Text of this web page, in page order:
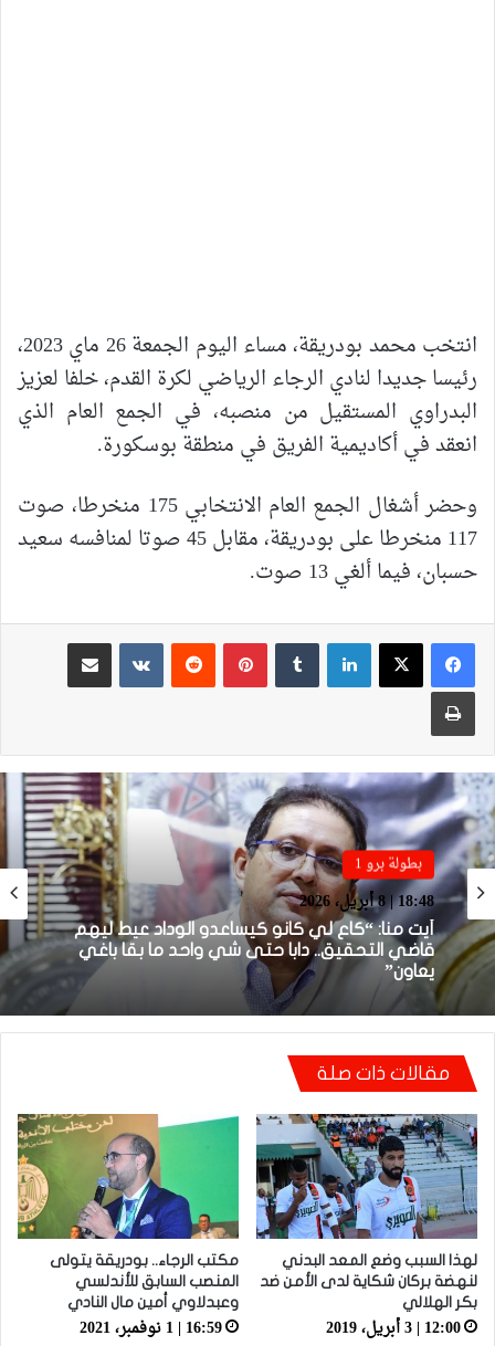
انتخب محمد بودريقة، مساء اليوم الجمعة 26 ماي 2023،
رئيسا جديدا لنادي الرجاء الرياضي لكرة القدم، خلفا لعزيز
البدراوي المستقيل من منصبه، في الجمع العام الذي
انعقد في أكاديمية الفريق في منطقة بوسكورة.
وحضر أشغال الجمع العام الانتخابي 175 منخرطا، صوت
117 منخرطا على بودريقة، مقابل 45 صوتا لمنافسه سعيد
حسبان، فيما ألغي 13 صوت.
لينكدإن بينتيريست
مشاركة عبر البريد
طباعة
بطولة برو 1
18:48 | 8 أبريل، 2026
أيت منا: “كاع لي كانو كيساعدو الوداد عيط ليهم
قاضي التحقيق.. دابا حتى شي واحد ما بقا باغي
يعاون”
بطولة برو 1
22:23 | 6 أبريل، 2026
توالي النتائج السلبية يلاحق الوداد الرياضي بعد
تعادل جديد أمام الدفاع الحسني الجديدي
مقالات ذات صلة
لهذا السبب وضع المعد البدني
لنهضة بركان شكاية لدى الأمن ضد
بكر الهلالي
12:00 | 3 أبريل، 2019
مكتب الرجاء.. بودريقة يتولى
المنصب السابق للأندلسي
وعبدلاوي أمين مال النادي
16:59 | 1 نوفمبر، 2021